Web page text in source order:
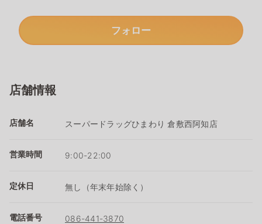
フォロー
店舗情報
店舗名 スーパードラッグひまわり 倉敷西阿知店
営業時間 9:00-22:00
定休日 無し（年末年始除く）
電話番号 086-441-3870